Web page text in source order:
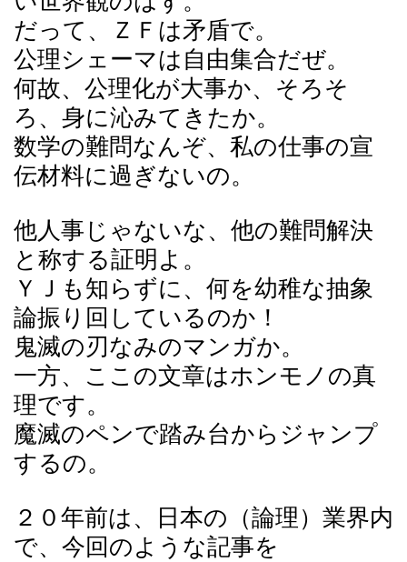
だって、ＺＦは矛盾で。
公理シェーマは自由集合だぜ。
何故、公理化が大事か、そろそ
ろ、身に沁みてきたか。
数学の難問なんぞ、私の仕事の宣
伝材料に過ぎないの。
他人事じゃないな、他の難問解決
と称する証明よ。
ＹＪも知らずに、何を幼稚な抽象
論振り回しているのか！
鬼滅の刃なみのマンガか。
一方、ここの文章はホンモノの真
理です。
魔滅のペンで踏み台からジャンプ
するの。
２０年前は、日本の（論理）業界内
で、今回のような記事を